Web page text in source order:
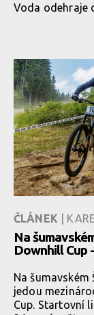
Voda odehraje
ČLÁNEK |
Na
Downhill Cup
Na šumavském
jedou
Cup. Startovní